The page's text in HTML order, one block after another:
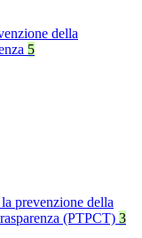
della
5
prevenzione della
(PTPCT) 3